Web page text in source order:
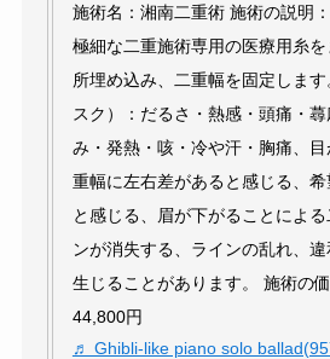
施術名：湘南二重術 施術の説明
極細な二重施術専用の医療用糸
所埋め込み、二重幅を固定しま
スク）：だるさ・熱感・頭痛・蕁
み・発熱・咳・冷や汗・胸痛、
重幅に左右差があると感じる、
と感じる、眉が下がることによ
ンが消失する、ラインの乱れ、
生じることがあります。 施術の
44,800円
♬ Ghibli-like piano solo